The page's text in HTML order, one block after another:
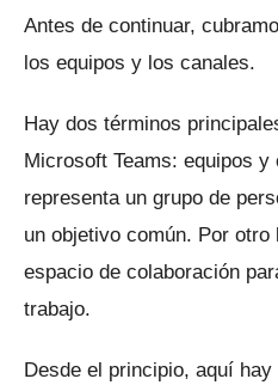
Antes de continuar,
los equipos y los canales.
Hay dos términos
Microsoft Teams: equipos y
representa un grupo de
un objetivo común. Por otro
espacio de colaboración
trabajo.
Desde el principio, aquí